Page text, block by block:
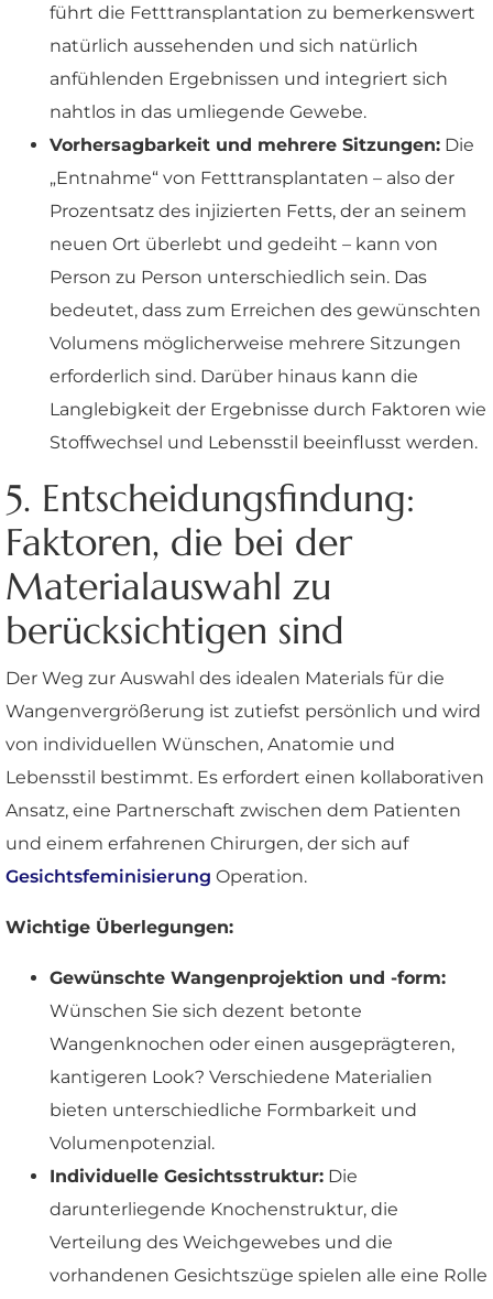
führt die Fetttransplantation zu bemerkenswert
natürlich aussehenden und sich natürlich
anfühlenden Ergebnissen und integriert sich
nahtlos in das umliegende Gewebe.
Vorhersagbarkeit und mehrere Sitzungen: Die
„Entnahme“ von Fetttransplantaten – also der
Prozentsatz des injizierten Fetts, der an seinem
neuen Ort überlebt und gedeiht – kann von
Person zu Person unterschiedlich sein. Das
bedeutet, dass zum Erreichen des gewünschten
Volumens möglicherweise mehrere Sitzungen
erforderlich sind. Darüber hinaus kann die
Langlebigkeit der Ergebnisse durch Faktoren wie
Stoffwechsel und Lebensstil beeinflusst werden.
5. Entscheidungsfindung:
Faktoren, die bei der
Materialauswahl zu
berücksichtigen sind
Der Weg zur Auswahl des idealen Materials für die
Wangenvergrößerung ist zutiefst persönlich und wird
von individuellen Wünschen, Anatomie und
Lebensstil bestimmt. Es erfordert einen kollaborativen
Ansatz, eine Partnerschaft zwischen dem Patienten
und einem erfahrenen Chirurgen, der sich auf
Gesichtsfeminisierung Operation.
Wichtige Überlegungen:
Gewünschte Wangenprojektion und -form:
Wünschen Sie sich dezent betonte
Wangenknochen oder einen ausgeprägteren,
kantigeren Look? Verschiedene Materialien
bieten unterschiedliche Formbarkeit und
Volumenpotenzial.
Individuelle Gesichtsstruktur: Die
darunterliegende Knochenstruktur, die
Verteilung des Weichgewebes und die
vorhandenen Gesichtszüge spielen alle eine Rolle